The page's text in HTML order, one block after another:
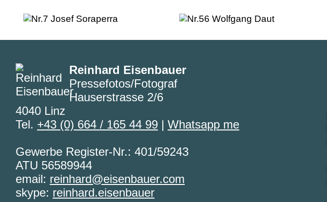
Reinhard Eisenbauer
Pressefotos/Fotograf
Hauserstrasse 2/6
4040 Linz
Tel. +43 (0) 664 / 165 44 99 | Whatsapp me
Gewerbe Register-Nr.: 401/59243
ATU 56589944
email: reinhard@eisenbauer.com
skype: reinhard.eisenbauer